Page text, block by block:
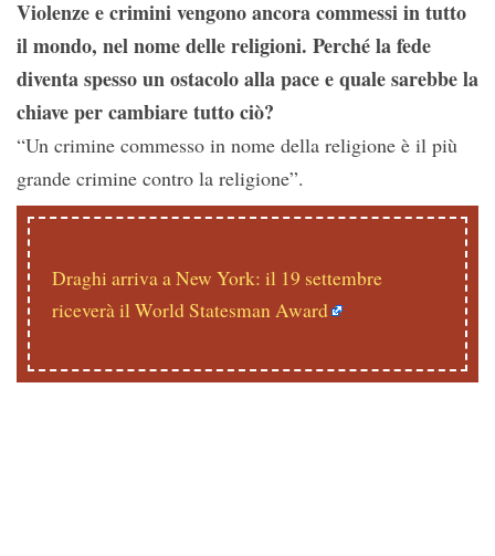
Violenze e crimini vengono ancora commessi in tutto
il mondo, nel nome delle religioni. Perché la fede
diventa spesso un ostacolo alla pace e quale sarebbe la
chiave per cambiare tutto ciò?
“Un crimine commesso in nome della religione è il più
grande crimine contro la religione”.
Draghi arriva a New York: il 19 settembre
riceverà il World Statesman Award